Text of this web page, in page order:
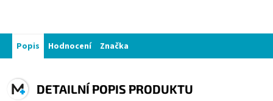
Popis Hodnocení Značka
DETAILNÍ POPIS PRODUKTU